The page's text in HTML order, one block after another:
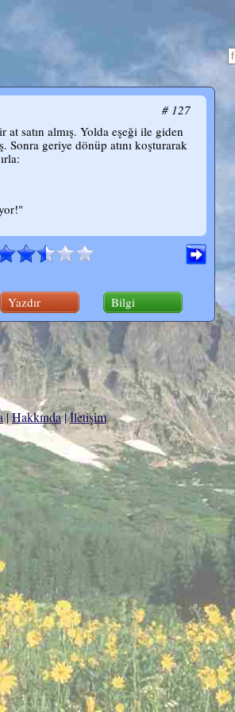
# 127
satın almış. Yolda eşeği ile giden
Sonra geriye dönüp atını koşturarak
Yazdır Bilgi
|Hakkında|İletişim